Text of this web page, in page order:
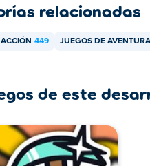
relacionadas
449 JUEGOS DE AVENTURA
de este